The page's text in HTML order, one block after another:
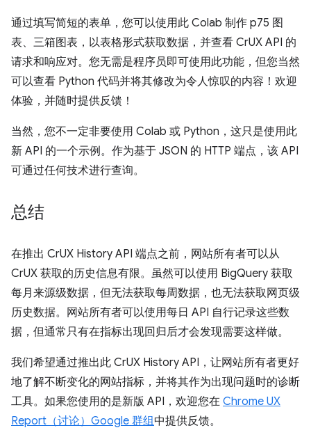
通过填写简短的表单，您可以使用此 Colab 制作 p75 图
表、三箱图表，以表格形式获取数据，并查看 CrUX API 的
请求和响应对。您无需是程序员即可使用此功能，但您当然
可以查看 Python 代码并将其修改为令人惊叹的内容！欢迎
体验，并随时提供反馈！
当然，您不一定非要使用 Colab 或 Python，这只是使用此
新 API 的一个示例。作为基于 JSON 的 HTTP 端点，该 API
可通过任何技术进行查询。
总结
在推出 CrUX History API 端点之前，网站所有者可以从
CrUX 获取的历史信息有限。虽然可以使用 BigQuery 获取
每月来源级数据，但无法获取每周数据，也无法获取网页级
历史数据。网站所有者可以使用每日 API 自行记录这些数
据，但通常只有在指标出现回归后才会发现需要这样做。
我们希望通过推出此 CrUX History API，让网站所有者更好
地了解不断变化的网站指标，并将其作为出现问题时的诊断
工具。如果您使用的是新版 API，欢迎您在 Chrome UX
Report（讨论）Google 群组中提供反馈。